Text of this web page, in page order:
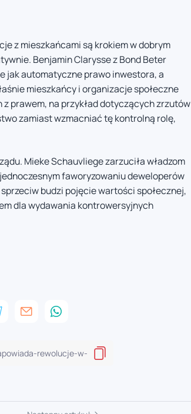
z mieszkańcami są krokiem w dobrym
Benjamin Clarysse z Bond Beter
jak automatyczne prawo inwestora, a
mieszkańcy i organizacje społeczne
prawem, na przykład dotyczących zrzutów
zamiast wzmacniać tę kontrolną rolę,
Mieke Schauvliege zarzuciła władzom
faworyzowaniu deweloperów
budzi pojęcie wartości społecznej,
dla wydawania kontrowersyjnych